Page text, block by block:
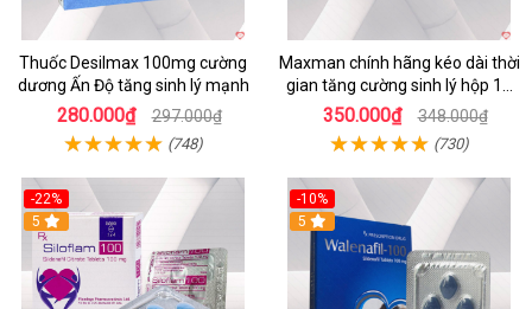
Thuốc Desilmax 100mg cường
dương Ấn Độ tăng sinh lý mạnh
280.000₫ 297.000₫
(748)
Maxman chính hãng kéo dài thời
gian tăng cường sinh lý hộp 10
viên
350.000₫ 348.000₫
(730)
-22%
5
-10%
5